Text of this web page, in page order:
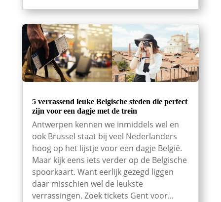
5 verrassend leuke Belgische steden die perfect
zijn voor een dagje met de trein
Antwerpen kennen we inmiddels wel en
ook Brussel staat bij veel Nederlanders
hoog op het lijstje voor een dagje België.
Maar kijk eens iets verder op de Belgische
spoorkaart. Want eerlijk gezegd liggen
daar misschien wel de leukste
verrassingen. Zoek tickets Gent voor...